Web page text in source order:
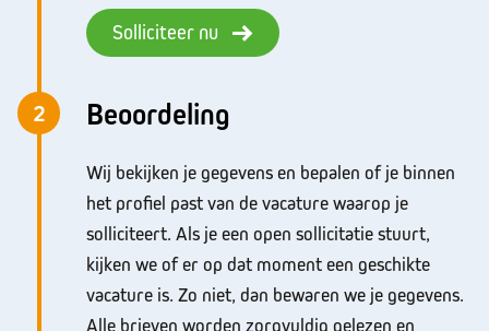
Solliciteer nu
2 Beoordeling
Wij bekijken je gegevens en bepalen of je binnen
het profiel past van de vacature waarop je
solliciteert. Als je een open sollicitatie stuurt,
kijken we of er op dat moment een geschikte
vacature is. Zo niet, dan bewaren we je gegevens.
Alle brieven worden zorgvuldig gelezen en